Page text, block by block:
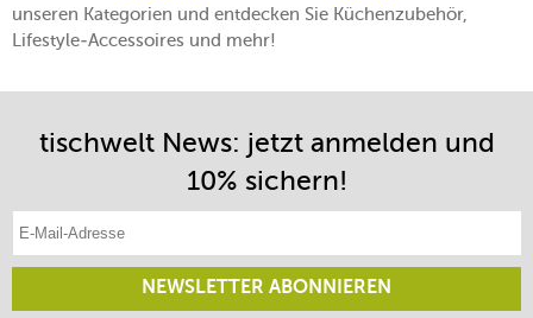
unseren Kategorien und entdecken Sie Küchenzubehör,
Lifestyle-Accessoires und mehr!
tischwelt News: jetzt anmelden und
10% sichern!
E-Mail-Adresse eintragen
NEWSLETTER ABONNIEREN